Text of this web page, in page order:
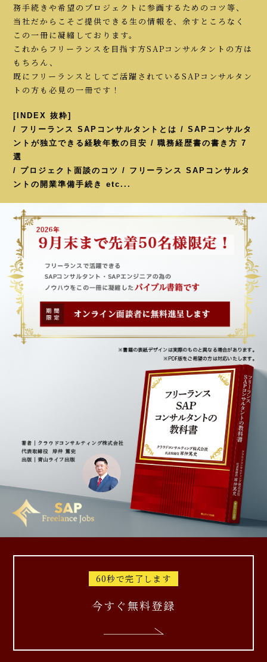
務手続きや希望のプロジェクトに参画するためのコツ等、
当社だからこそご提供できる生の情報を、余すところなく
この一冊に凝縮しております。
これからフリーランスを目指す方SAPコンサルタントの方は
もちろん、
既にフリーランスとしてご活躍されているSAPコンサルタン
トの方も必見の一冊です！
[INDEX 抜粋]
/ フリーランス SAPコンサルタントとは / SAPコンサルタ
ントが独立できる経験年数の目安 / 職務経歴書の書き方 7
選
/ プロジェクト面談のコツ / フリーランス SAPコンサルタ
ントの開業準備手続き etc...
60秒で完了します
今すぐ無料登録